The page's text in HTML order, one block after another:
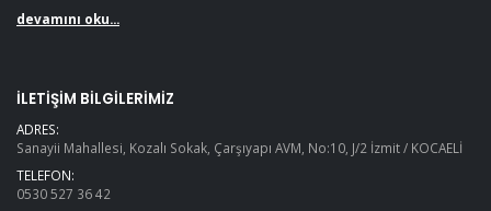
devamını oku...
İLETIŞIM BILGILERIMIZ
ADRES:
Sanayii Mahallesi, Kozalı Sokak, Çarşıyapı AVM, No:10, J/2 İzmit / KOCAELİ
TELEFON:
0530 527 36 42